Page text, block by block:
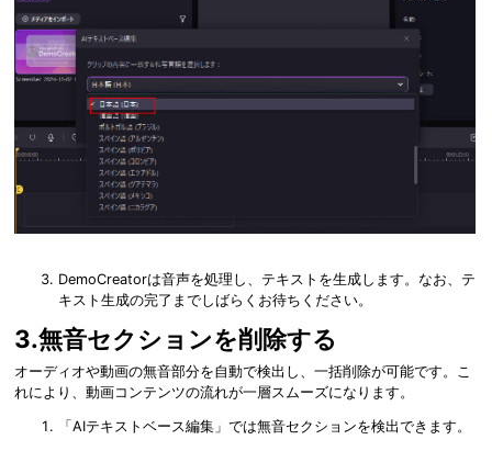
DemoCreatorは音声を処理し、テキストを生成します。なお、テ
キスト生成の完了までしばらくお待ちください。
3.無音セクションを削除する
オーディオや動画の無音部分を自動で検出し、一括削除が可能です。こ
れにより、動画コンテンツの流れが一層スムーズになります。
「AIテキストベース編集」では無音セクションを検出できます。